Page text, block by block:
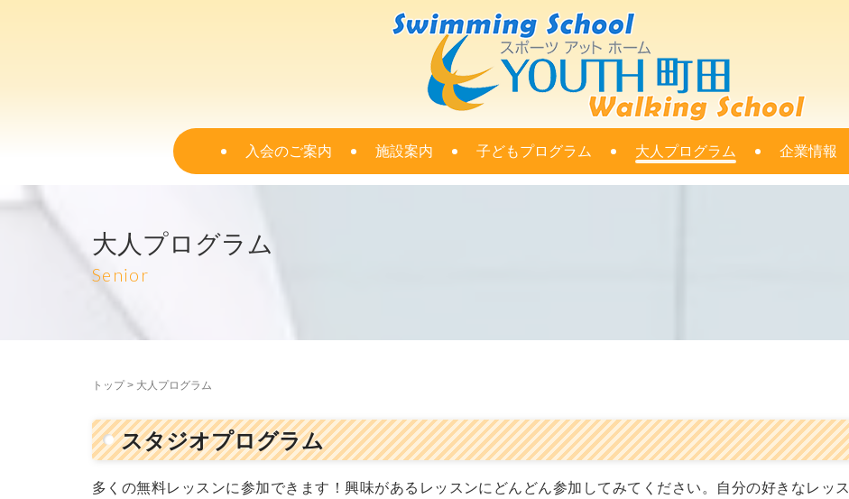
入会のご案内 施設案内 子どもプログラム 大人プログラム 企業情報
大人プログラム
Senior
トップ> 大人プログラム
スタジオプログラム
多くの無料レッスンに参加できます！興味があるレッスンにどんどん参加してみてください。自分の好きなレッス